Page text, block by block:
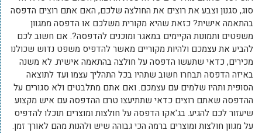
סוג, סגנון וצבע את רוצים את החולצה שלכם, האם אתם רוצים הדפסה
בהתאמה אישית? כזאת שהיא מקורית משלכם או הדפסה ממגוון
משפטים ותמונות הקיימים במאגר ומוכנים להדפסה?. אם חשוב לכם
להביע את עצמכם ולהיות מקוריים מאשר להדפיס משפט נדוש שכולנו
מכירים, כדאי שתעשו הדפסה על חולצה בהתאמה אישית. לא משנה
באיזה הדפסה תבחרו חשוב שתהיו בכל התהליך עצמו ועד לתוצאה
הסופית ותהיו שלמים עם עצמכם. ואם אתם מתלבטים ולא סגורים על
ההדפסה שאתם רוצים כדאי שתתיעצו טרם ההדפסה עם איש מקצוע
שיעזור לכם להגיע. בג'אקו הדפסה על חולצות ומוצרים תוכלו להדפיס
על מגוון חולצות ומוצרים ברמה הכי גבוהה שיש ולהנות מהם לאורך זמן.